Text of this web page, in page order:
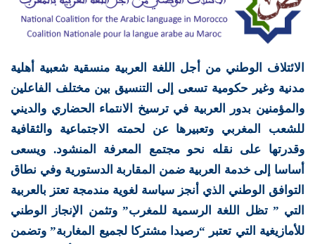
الائتلاف الوطني من أجل اللغة العربية منسقية شعبية أهلية
مدنية وغير حكومية تسعى إلى التنسيق بين مختلف الفاعلين
والمؤمنين بدور العربية في ترسيخ الانتماء الحضاري والديني
للشعب المغربي وتعبيرها عن لحمته الاجتماعية والثقافية
وقدرتها على نقله نحو مجتمع المعرفة المنشود. ويسعى
أساسا إلى خدمة العربية ضمن المقاربة الدستورية وفي نطاق
التوافق الوطني الذي أنجز سياسة لغوية مندمجة تعتز بالعربية
التي ” تظل اللغة الرسمية للمغرب” وتثمن الإنجاز الوطني
للأمازيغية التي تعتبر “رصيدا مشتركا لجميع المغاربة” وتضمن